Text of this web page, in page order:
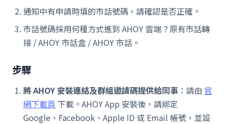
通知中有申請時填的市話號碼，請確認是否正確。
市話號碼採用何種方式進到 AHOY 雲端？原有市話轉
接 / AHOY 市話盒 / AHOY 市話。
步驟
將 AHOY 安裝連結及群組邀請碼提供給同事 ：請由 官
網下載頁 下載。AHOY App 安裝後，請綁定
Google、Facebook、Apple ID 或 Email 帳號，並設